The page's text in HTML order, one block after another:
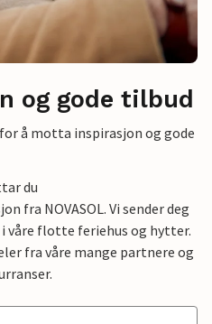
og gode tilbud
å motta inspirasjon og gode
du
fra NOVASOL. Vi sender deg
våre flotte feriehus og hytter.
fra våre mange partnere og